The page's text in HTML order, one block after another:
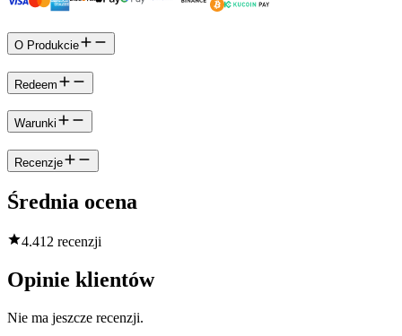
O Produkcie
Redeem
Warunki
Recenzje
Średnia ocena
4.412 recenzji
Opinie klientów
Nie ma jeszcze recenzji.